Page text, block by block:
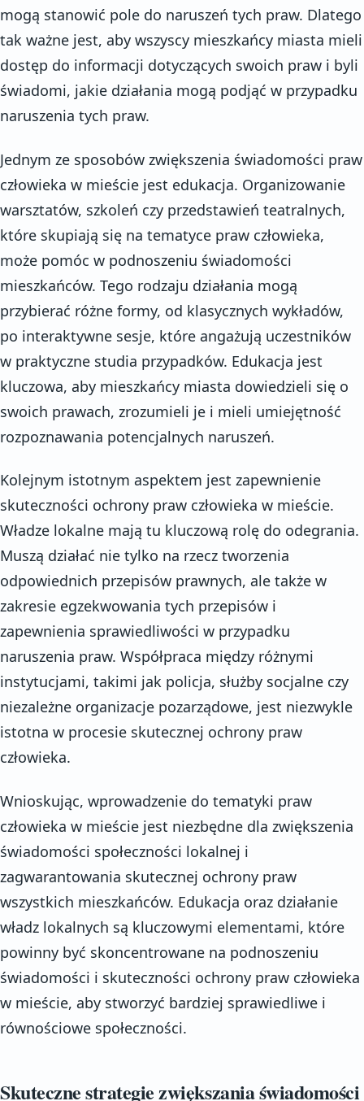
mogą stanowić pole do naruszeń tych praw. Dlatego
tak ważne jest, aby wszyscy mieszkańcy miasta mieli
dostęp do informacji dotyczących swoich praw i byli
świadomi, jakie działania mogą podjąć w przypadku
naruszenia tych praw.
Jednym ze sposobów zwiększenia świadomości praw
człowieka w mieście jest edukacja. Organizowanie
warsztatów, szkoleń czy przedstawień teatralnych,
które skupiają się na tematyce praw człowieka,
może pomóc w podnoszeniu świadomości
mieszkańców. Tego rodzaju działania mogą
przybierać różne formy, od klasycznych wykładów,
po interaktywne sesje, które angażują uczestników
w praktyczne studia przypadków. Edukacja jest
kluczowa, aby mieszkańcy miasta dowiedzieli się o
swoich prawach, zrozumieli je i mieli umiejętność
rozpoznawania potencjalnych naruszeń.
Kolejnym istotnym aspektem jest zapewnienie
skuteczności ochrony praw człowieka w mieście.
Władze lokalne mają tu kluczową rolę do odegrania.
Muszą działać nie tylko na rzecz tworzenia
odpowiednich przepisów prawnych, ale także w
zakresie egzekwowania tych przepisów i
zapewnienia sprawiedliwości w przypadku
naruszenia praw. Współpraca między różnymi
instytucjami, takimi jak policja, służby socjalne czy
niezależne organizacje pozarządowe, jest niezwykle
istotna w procesie skutecznej ochrony praw
człowieka.
Wnioskując, wprowadzenie do tematyki praw
człowieka w mieście jest niezbędne dla zwiększenia
świadomości społeczności lokalnej i
zagwarantowania skutecznej ochrony praw
wszystkich mieszkańców. Edukacja oraz działanie
władz lokalnych są kluczowymi elementami, które
powinny być skoncentrowane na podnoszeniu
świadomości i skuteczności ochrony praw człowieka
w mieście, aby stworzyć bardziej sprawiedliwe i
równościowe społeczności.
Skuteczne strategie zwiększania świadomości